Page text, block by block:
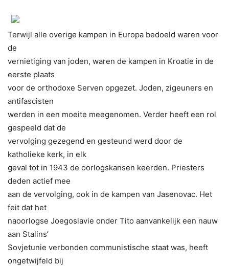
Terwijl alle overige kampen in Europa bedoeld waren voor
de
vernietiging van joden, waren de kampen in Kroatie in de
eerste plaats
voor de orthodoxe Serven opgezet. Joden, zigeuners en
antifascisten
werden in een moeite meegenomen. Verder heeft een rol
gespeeld dat de
vervolging gezegend en gesteund werd door de
katholieke kerk, in elk
geval tot in 1943 de oorlogskansen keerden. Priesters
deden actief mee
aan de vervolging, ook in de kampen van Jasenovac. Het
feit dat het
naoorlogse Joegoslavie onder Tito aanvankelijk een nauw
aan Stalins’
Sovjetunie verbonden communistische staat was, heeft
ongetwijfeld bij